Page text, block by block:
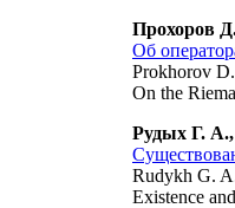
Прохоров
Об
Prokhorov
On the
Рудых Г.
Rudykh G.
Existence